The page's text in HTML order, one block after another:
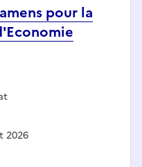
pour la
2026